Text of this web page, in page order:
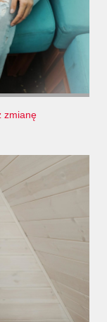
zmianę